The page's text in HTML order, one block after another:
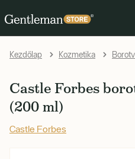
Kezdőlap Kozmetika
Castle Forbes
(200 ml)
Castle Forbes